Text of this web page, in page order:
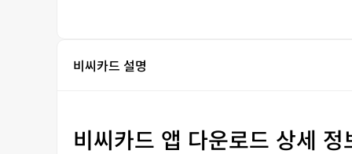
비씨카드 설명
비씨카드 앱 다운로드 상세 정